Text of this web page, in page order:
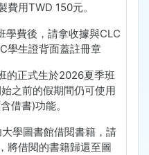
費用TWD 150元。
學費後，請拿收據與CLC
學生證背面蓋註冊章
的正式生於2026夏季班
之前的假期間仍可使用
含借書)功能。
學圖書館借閱書籍，請
將借閱的書籍歸還至圖